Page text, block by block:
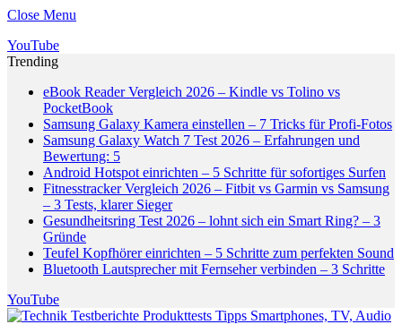
Close Menu
YouTube
Trending
eBook Reader Vergleich 2026 – Kindle vs Tolino vs
PocketBook
Samsung Galaxy Kamera einstellen – 7 Tricks für Profi-Fotos
Samsung Galaxy Watch 7 Test 2026 – Erfahrungen und
Bewertung: 5
Android Hotspot einrichten – 5 Schritte für sofortiges Surfen
Fitnesstracker Vergleich 2026 – Fitbit vs Garmin vs Samsung
– 3 Tests, klarer Sieger
Gesundheitsring Test 2026 – lohnt sich ein Smart Ring? – 3
Gründe
Teufel Kopfhörer einrichten – 5 Schritte zum perfekten Sound
Bluetooth Lautsprecher mit Fernseher verbinden – 3 Schritte
YouTube